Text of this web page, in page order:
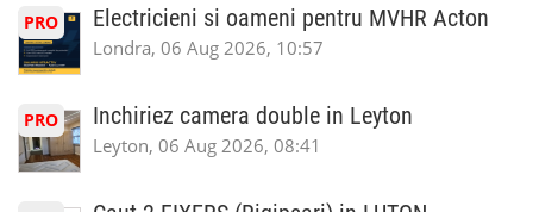
PRO Electricieni si oameni pentru MVHR Acton
Londra, 06 Aug 2026, 10:57
PRO Inchiriez camera double in Leyton
Leyton, 06 Aug 2026, 08:41